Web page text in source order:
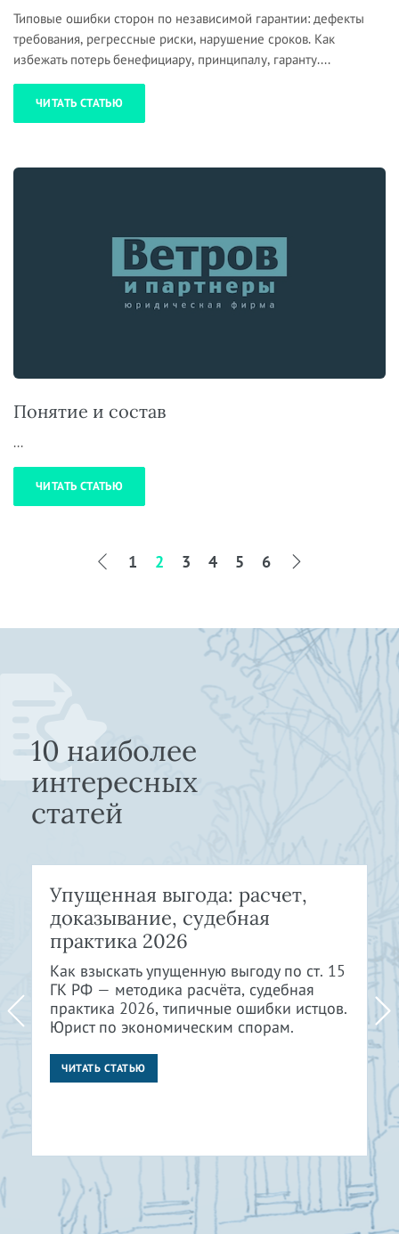
Типовые ошибки сторон по независимой гарантии: дефекты
требования, регрессные риски, нарушение сроков. Как
избежать потерь бенефициару, принципалу, гаранту....
ЧИТАТЬ СТАТЬЮ
Понятие и состав
...
ЧИТАТЬ СТАТЬЮ
1 2 3 4 5 6
10 наиболее
интересных
статей
Упущенная выгода: расчет,
доказывание, судебная
практика 2026
Как взыскать упущенную выгоду по ст. 15
ГК РФ — методика расчёта, судебная
практика 2026, типичные ошибки истцов.
Юрист по экономическим спорам.
ЧИТАТЬ СТАТЬЮ